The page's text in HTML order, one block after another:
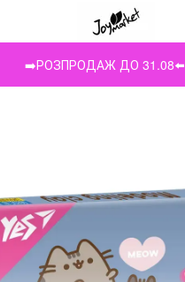
➡️РОЗПРОДАЖ ДО 31.08⬅️